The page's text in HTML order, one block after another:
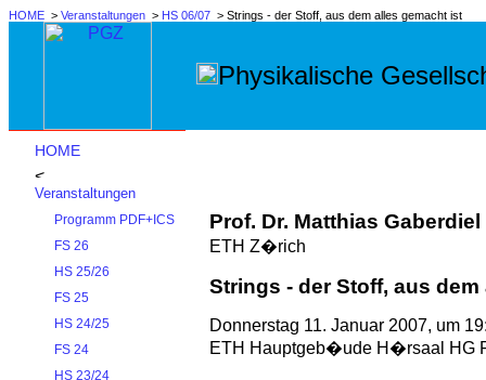
HOME > Veranstaltungen > HS 06/07 > Strings - der Stoff, aus dem alles gemacht ist
Physikalische
HOME
Veranstaltungen
Programm PDF+ICS
FS 26
HS 25/26
FS 25
HS 24/25
FS 24
HS 23/24
Prof. Dr. Matthias Gaberdiel
ETH Z�rich
Strings - der Stoff, aus
Donnerstag 11. Januar 2007, um
ETH Hauptgeb�ude H�rsaal HG